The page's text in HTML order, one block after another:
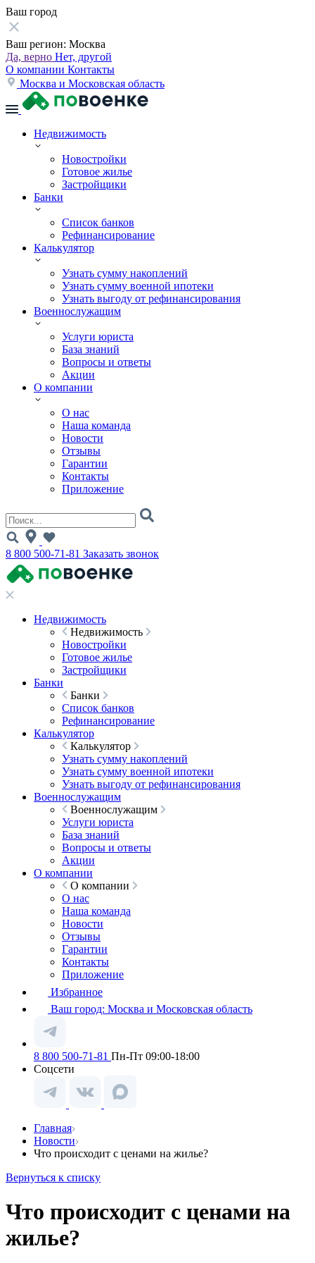
Ваш город
Ваш регион: Москва
Да, верно Нет, другой
О компании Контакты
Москва и Московская область
Недвижимость
Новостройки
Готовое жилье
Застройщики
Банки
Список банков
Рефинансирование
Калькулятор
Узнать сумму накоплений
Узнать сумму военной ипотеки
Узнать выгоду от рефинансирования
Военнослужащим
Услуги юриста
База знаний
Вопросы и ответы
Акции
О компании
О нас
Наша команда
Новости
Отзывы
Гарантии
Контакты
Приложение
8 800 500-71-81 Заказать звонок
Недвижимость
Недвижимость
Новостройки
Готовое жилье
Застройщики
Банки
Банки
Список банков
Рефинансирование
Калькулятор
Калькулятор
Узнать сумму накоплений
Узнать сумму военной ипотеки
Узнать выгоду от рефинансирования
Военнослужащим
Военнослужащим
Услуги юриста
База знаний
Вопросы и ответы
Акции
О компании
О компании
О нас
Наша команда
Новости
Отзывы
Гарантии
Контакты
Приложение
Избранное
Ваш город: Москва и Московская область
8 800 500-71-81 Пн-Пт 09:00-18:00
Соцсети
Главная
Новости
Что происходит с ценами на жилье?
Вернуться к списку
Что происходит с ценами на
жилье?